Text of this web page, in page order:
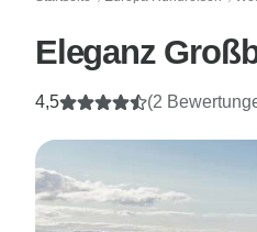
Eleganz
4,5 (2